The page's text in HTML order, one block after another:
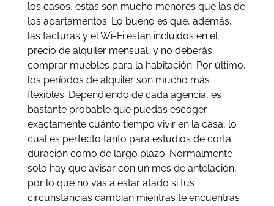
los casos, estas son mucho menores que las de
los apartamentos. Lo bueno es que, además,
las facturas y el Wi-Fi están incluidos en el
precio de alquiler mensual, y no deberás
comprar muebles para la habitación. Por último,
los períodos de alquiler son mucho más
flexibles. Dependiendo de cada agencia, es
bastante probable que puedas escoger
exactamente cuánto tiempo vivir en la casa, lo
cual es perfecto tanto para estudios de corta
duración como de largo plazo. Normalmente
solo hay que avisar con un mes de antelación,
por lo que no vas a estar atado si tus
circunstancias cambian mientras te encuentras